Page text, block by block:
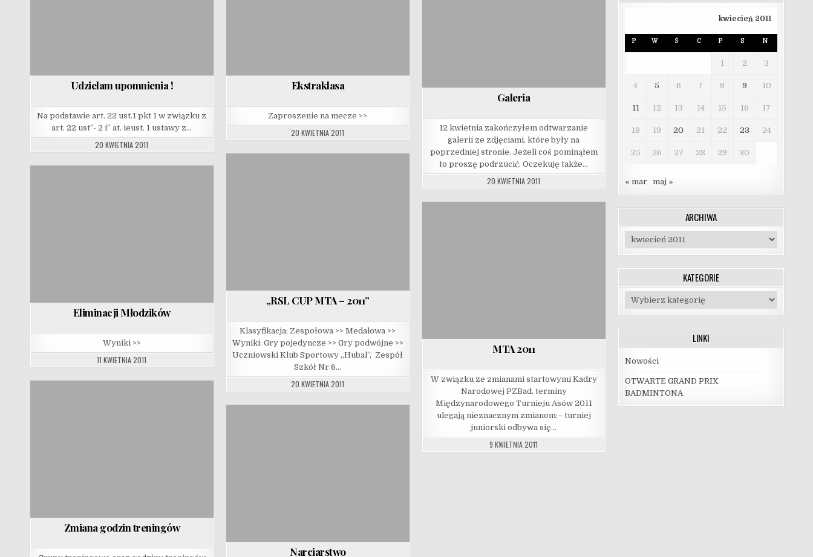
Udzielam upomnienia !
Na podstawie art. 22 ust.1 pkt 1 w związku z
art. 22 ust”- 2 i” at. ieust. 1 ustawy z…
20 KWIETNIA 2011
Ekstraklasa
Zaproszenie na mecze >>
20 KWIETNIA 2011
Galeria
12 kwietnia zakończyłem odtwarzanie
galerii ze zdjęciami, które były na
poprzedniej stronie. Jeżeli coś pominąłem
to proszę podrzucić. Oczekuję także…
20 KWIETNIA 2011
„RSL CUP MTA – 2011”
Klasyfikacja: Zespołowa >> Medalowa >>
Wyniki: Gry pojedyncze >> Gry podwójne >>
Uczniowski Klub Sportowy „Hubal”, Zespół
Szkół Nr 6…
20 KWIETNIA 2011
Eliminacji Młodzików
Wyniki >>
11 KWIETNIA 2011
MTA 2011
W związku ze zmianami startowymi Kadry
Narodowej PZBad. terminy
Międzynarodowego Turnieju Asów 2011
ulegają nieznacznym zmianom:– turniej
juniorski odbywa się…
9 KWIETNIA 2011
Zmiana godzin treningów
Narciarstwo
kwiecień 2011
P W Ś C P S N
1 2 3
4 5 6 7 8 9 10
11 12 13 14 15 16 17
18 19 20 21 22 23 24
25 26 27 28 29 30
« mar maj »
ARCHIWA
Archiwa
KATEGORIE
Kategorie
LINKI
Nowości
OTWARTE GRAND PRIX
BADMINTONA